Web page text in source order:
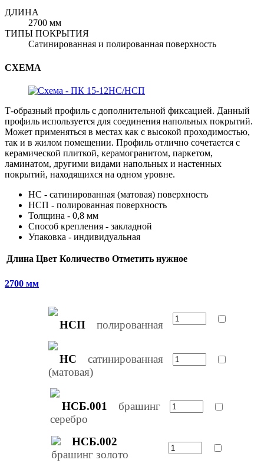
ДЛИНА
2700 мм
ТИПЫ ПОКРЫТИЯ
Сатинированная и полированная поверхность
СХЕМА
Т-образный профиль с дополнительной фиксацией. Данный
профиль используется для соединения напольных покрытий.
Может применяться в местах как с высокой проходимостью,
так и в жилом помещении. Профиль отлично сочетается с
керамической плиткой, керамогранитом, паркетом,
ламинатом, другими видами напольных и настенных
покрытий, находящихся на одном уровне.
НС - сатинированная (матовая) поверхность
НСП - полированная поверхность
Толщина - 0,8 мм
Способ крепления - закладной
Упаковка - индивидуальная
Длина Цвет Количество Отметить нужное
2700 мм
НСП полированная
НС
сатинированная
(матовая)
НСБ.001
брашинг
серебро
НСБ.002
брашинг золото